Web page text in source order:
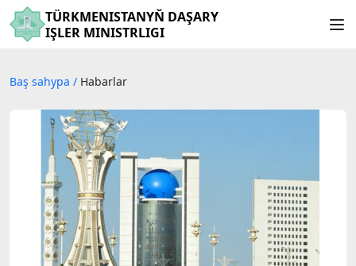
TÜRKMENISTANYŇ DAŞARY
IŞLER MINISTRLIGI
Baş sahypa / Habarlar